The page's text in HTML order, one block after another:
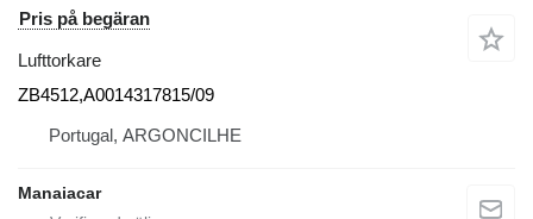
Pris på begäran
Lufttorkare
ZB4512,A0014317815/09
Portugal, ARGONCILHE
Manaiacar